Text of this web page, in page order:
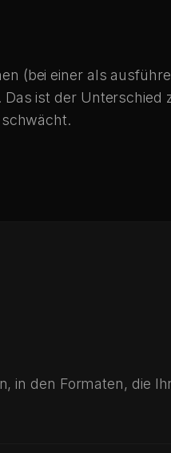
(bei einer als
ist der Unterschied
in den Formaten, die